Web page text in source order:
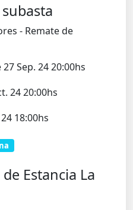
- Remate de
27 Sep. 24 20:00hs
24 20:00hs
18:00hs
Estancia La